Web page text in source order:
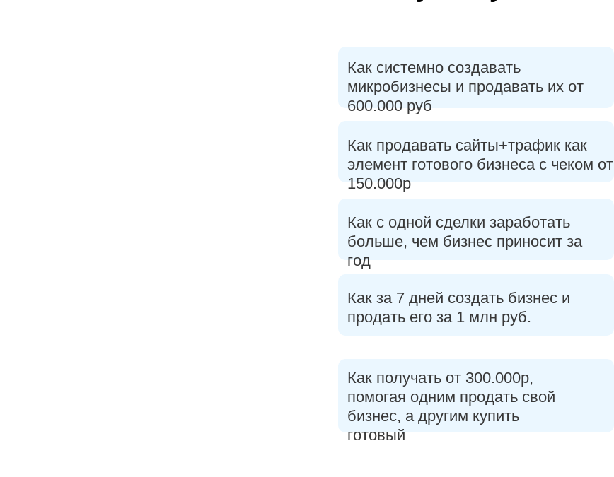
Как системно создавать
микробизнесы и продавать их от
600.000 руб
Как продавать сайты+трафик как
элемент готового бизнеса с чеком от
150.000р
Как с одной сделки заработать
больше, чем бизнес приносит за
год
Как за 7 дней создать бизнес и
продать его за 1 млн руб.
Как получать от 300.000р,
помогая одним продать свой
бизнес, а другим купить
готовый